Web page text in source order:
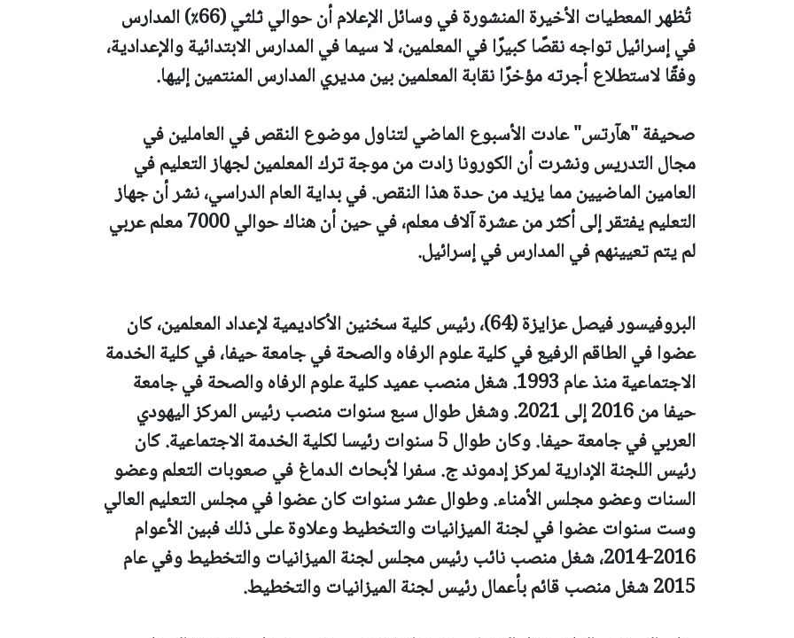
تُظهر المعطيات الأخيرة المنشورة في وسائل الإعلام أن حوالي ثلثي (66٪) المدارس
في إسرائيل تواجه نقصًا كبيرًا في المعلمين، لا سيما في المدارس الابتدائية والإعدادية،
وفقًا لاستطلاع أجرته مؤخرًا نقابة المعلمين بين مديري المدارس المنتمين إليها.
صحيفة "هآرتس" عادت الأسبوع الماضي لتناول موضوع النقص في العاملين في
مجال التدريس ونشرت أن الكورونا زادت من موجة ترك المعلمين لجهاز التعليم في
العامين الماضيين مما يزيد من حدة هذا النقص. في بداية العام الدراسي، نشر أن جهاز
التعليم يفتقر إلى أكثر من عشرة آلاف معلم، في حين أن هناك حوالي 7000 معلم عربي
لم يتم تعيينهم في المدارس في إسرائيل.
البروفيسور فيصل عزايزة (64)، رئيس كلية سخنين الأكاديمية لإعداد المعلمين، كان
عضوا في الطاقم الرفيع في كلية علوم الرفاه والصحة في جامعة حيفا، في كلية الخدمة
الاجتماعية منذ عام 1993. شغل منصب عميد كلية علوم الرفاه والصحة في جامعة
حيفا من 2016 إلى 2021. وشغل طوال سبع سنوات منصب رئيس المركز اليهودي
العربي في جامعة حيفا. وكان طوال 5 سنوات رئيسا لكلية الخدمة الاجتماعية. كان
رئيس اللجنة الإدارية لمركز إدموند ج. سفرا لأبحاث الدماغ في صعوبات التعلم وعضو
السنات وعضو مجلس الأمناء. وطوال عشر سنوات كان عضوا في مجلس التعليم العالي
وست سنوات عضوا في لجنة الميزانيات والتخطيط وعلاوة على ذلك فبين الأعوام
2016-2014، شغل منصب نائب رئيس مجلس لجنة الميزانيات والتخطيط وفي عام
2015 شغل منصب قائم بأعمال رئيس لجنة الميزانيات والتخطيط.